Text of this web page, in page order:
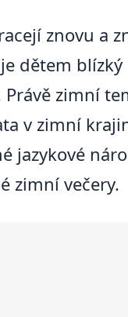
znovu a
dětem blízký
zimní
v zimní
jazykové
zimní večery.